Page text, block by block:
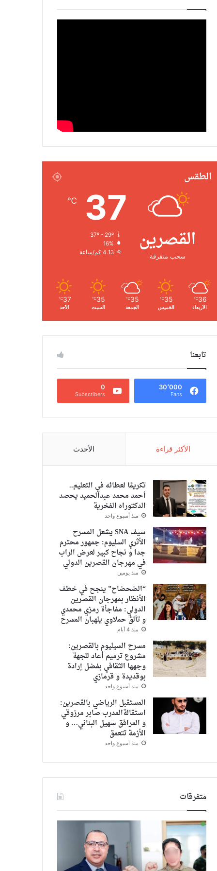
الطقس
القصرين
سحب متفرقة
37
℃
37º - 29º
16%
4.13 كم/ساعة
36
℃
الأربعاء
35
℃
الخميس
35
℃
الجمعة
35
℃
السبت
37
℃
الأحد
تابعنا
30٬000
Fans
0
Subscribers
الأكثر قراءة الأحدث
تكريمًا لعطائه في التعليم..
أحمد محمد عبدالحميد يحصد
الدكتوراه الفخرية
منذ أسبوع واحد
سيف SNA يشعل المسرح
الأثري السليوم: جمهور محترم
جدا و نجاح كبير لعرض الراب
في مهرجان القصرين الدولي
منذ يومين
“الضحضاح” ينجح في خطف
الأنظار بمهرجان القصرين
الدولي: مفاجأة رمزي محمدي
و تألق حملاوي يلهبان المسرح
منذ 4 أيام
مسرح السيليوم بالقصرين:
مشروع ترميم أعاد للجهة
وجهها الثقافي بفضل إرادة
بوقديدة و قرمازي
منذ أسبوع واحد
المستقبل الرياضي بالقصرين:
استقالةالمدرب صابر مرزوقي
و المرافق سهيل البناني… و
الأزمة تتعمق
منذ أسبوع واحد
متفرقات
الالاف
من
انصار
النهضة
يخرجون